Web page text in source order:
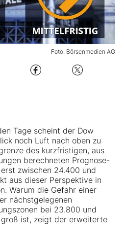
Foto: Börsenmedien AG
Tage scheint der Dow
noch Luft nach oben zu
des kurzfristigen, aus
berechneten Prognose-
zwischen 24.400 und
aus dieser Perspektive in
Warum die Gefahr einer
nächstgelegenen
bei 23.800 und
ist, zeigt der erweiterte